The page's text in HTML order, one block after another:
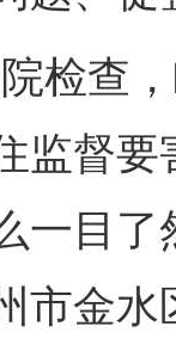
查，
监督
一目了
市金